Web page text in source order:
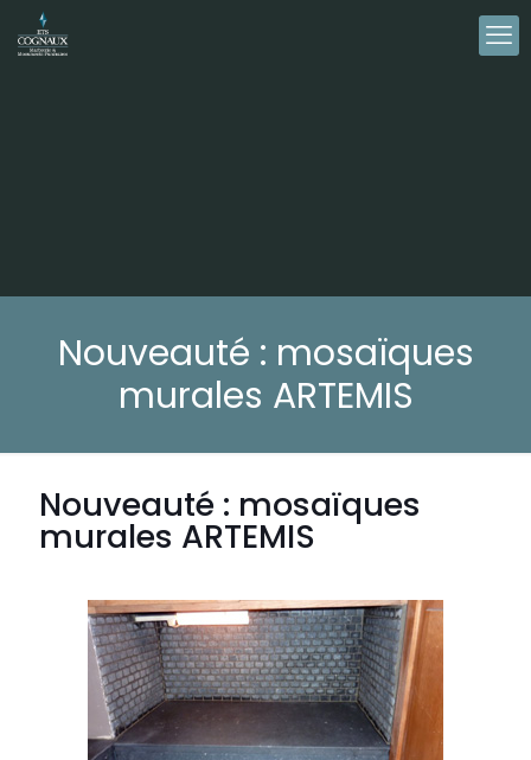
Nouveauté : mosaïques
murales ARTEMIS
Nouveauté : mosaïques
murales ARTEMIS